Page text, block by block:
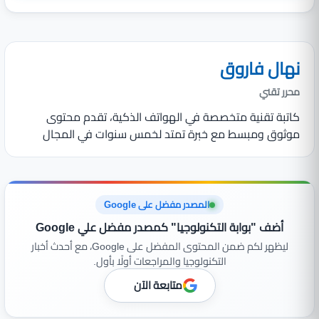
نهال فاروق
محرر تقني
كاتبة تقنية متخصصة في الهواتف الذكية، تقدم محتوى
موثوق ومبسط مع خبرة تمتد لخمس سنوات في المجال
المصدر مفضل على Google
أضف "بوابة التكنولوجيا" كمصدر مفضل علي Google
ليظهر لكم ضمن المحتوى المفضل على Google، مع أحدث أخبار
التكنولوجيا والمراجعات أولًا بأول.
متابعة الآن